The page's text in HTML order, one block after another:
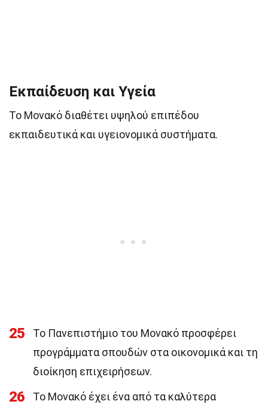
Εκπαίδευση και Υγεία
Το Μονακό διαθέτει υψηλού επιπέδου
εκπαιδευτικά και υγειονομικά συστήματα.
25
Το Πανεπιστήμιο του Μονακό προσφέρει
προγράμματα σπουδών στα οικονομικά και τη
διοίκηση επιχειρήσεων.
26 Το Μονακό έχει ένα από τα καλύτερα